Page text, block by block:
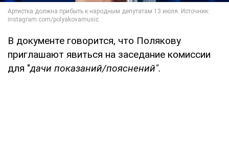
В документе говорится, что Полякову
приглашают явиться на заседание комиссии
для "дачи показаний/пояснений".